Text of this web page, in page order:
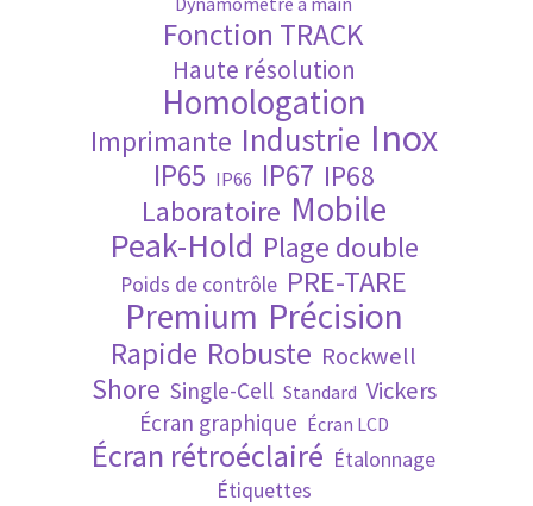
Validation de la commande
Fonction TRACK
Haute résolution
Homologation
Imprimante Industrie Inox
IP65 IP66 IP67 IP68
Laboratoire Mobile
Peak-Hold Plage double
Poids de contrôle PRE-TARE
Premium Précision
Rapide Robuste Rockwell
Shore Single-Cell Standard Vickers
Écran graphique Écran LCD
Écran rétroéclairé Étalonnage
Étiquettes